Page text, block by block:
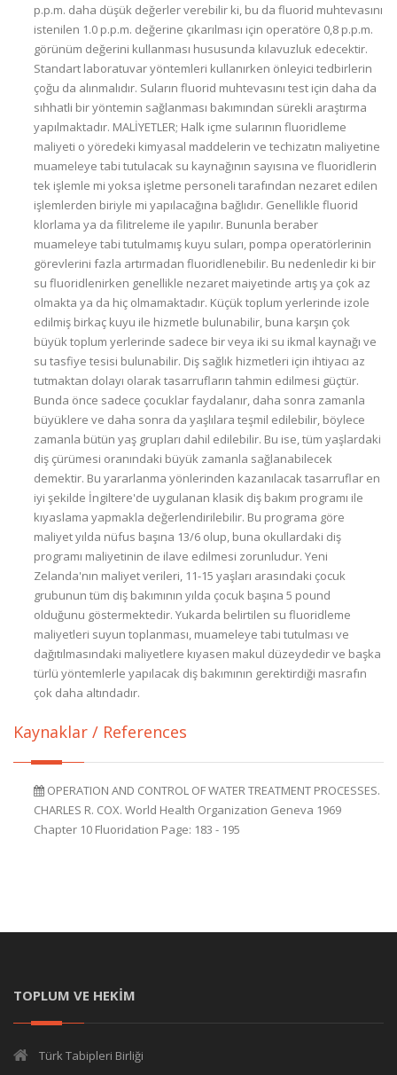
Kaynaklar / References
OPERATION AND CONTROL OF WATER TREATMENT PROCESSES.
CHARLES R. COX. World Health Organization Geneva 1969
Chapter 10 Fluoridation Page: 183 - 195
TOPLUM VE HEKİM
Türk Tabipleri Birliği